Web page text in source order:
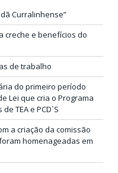
Curralinhense”
creche e benefícios do
de trabalho
do primeiro período
Lei que cria o Programa
TEA e PCD`S
a criação da comissão
homenageadas em